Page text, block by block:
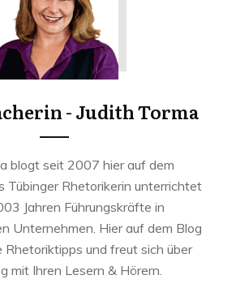
- Judith Torma
blogt seit 2007 hier auf dem
Tübinger Rhetorikerin unterrichtet
Jahren Führungskräfte in
Unternehmen. Hier auf dem Blog
Rhetoriktipps und freut sich über
mit Ihren Lesern & Hörern.